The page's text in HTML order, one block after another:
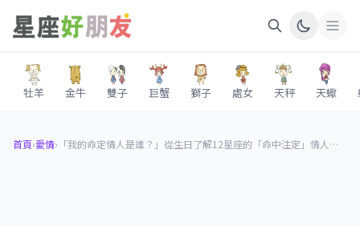
牡羊 金牛 雙子 巨蟹 獅子 處女 天秤 天蠍
首頁›愛情› 「我的命定情人是誰？」從生日了解12星座的「命中注定」情人！越看越覺得準！